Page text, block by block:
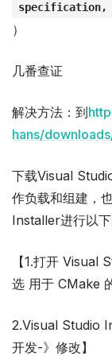
specification,
）
几番查证
解决方法：到
hans/
下载Visual
作负载和组建，
Installer进行以
【1.打开 Visual
选 用于 CMake
2.Visual Studio
开发-》修改】